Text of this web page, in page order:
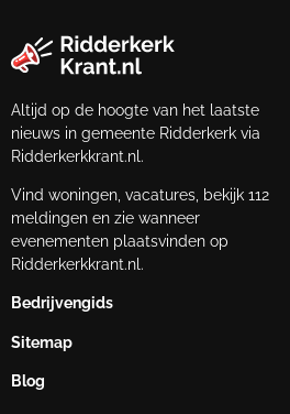
Altijd op de hoogte van het laatste
nieuws in gemeente Ridderkerk via
Ridderkerkkrant.nl.
Vind woningen, vacatures, bekijk 112
meldingen en zie wanneer
evenementen plaatsvinden op
Ridderkerkkrant.nl.
Bedrijvengids
Sitemap
Blog